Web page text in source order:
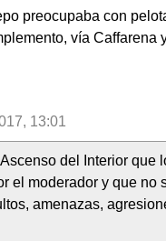
preocupaba con
vía Caffarena
13:01
del Interior que
el moderador y que no
amenazas,